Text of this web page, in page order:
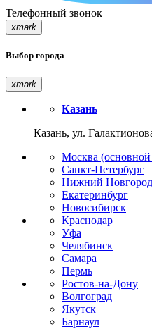
Телефонный звонок
xmark
Выбор города
xmark
Казань
Казань, ул.
Москва
Санкт-Петербург
Нижний Новгород
Екатеринбург
Новосибирск
Краснодар
Уфа
Челябинск
Самара
Пермь
Ростов-на-Дону
Волгоград
Якутск
Барнаул